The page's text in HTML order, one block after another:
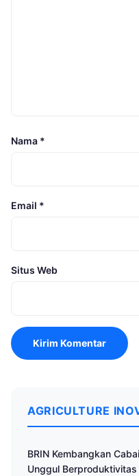
Nama *
Email *
Situs Web
AGRICULTURE
BRIN Kembangkan
Unggul